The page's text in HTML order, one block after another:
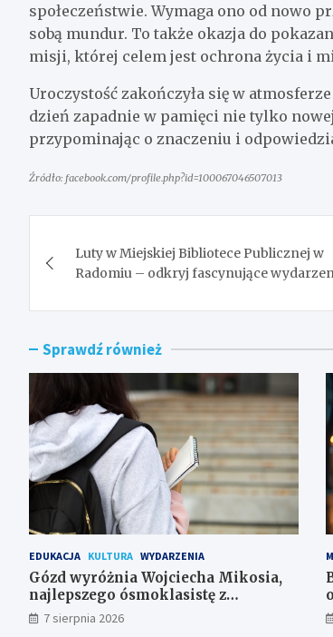
społeczeństwie. Wymaga ono od nowo
sobą mundur. To także okazja do
misji, której celem jest ochrona życia i
Uroczystość zakończyła się w
dzień zapadnie w pamięci nie tylko
przypominając o znaczeniu i
Źródło: facebook.com/profile.php?id=100067046507013
wpisu
Luty w Miejskiej Bibliotece Publicznej w
Radomiu – odkryj fascynujące
Sprawdź również
EDUKACJA KULTURA WYDARZENIA
Gózd wyróżnia Wojciecha Mikosia,
najlepszego ósmoklasistę z
doskonałymi wynikami!
7 sierpnia 2026